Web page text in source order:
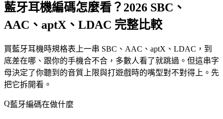
藍牙耳機編碼怎麼看？2026 SBC、
AAC、aptX、LDAC 完整比較
買藍牙耳機時規格表上一串 SBC、AAC、aptX、LDAC，到
底差在哪、跟你的手機合不合，多數人看了就跳過。但這串字
母決定了你聽到的音質上限與打遊戲時的嘴型對不對得上。先
把它拆開看。
藍牙編碼在做什麼